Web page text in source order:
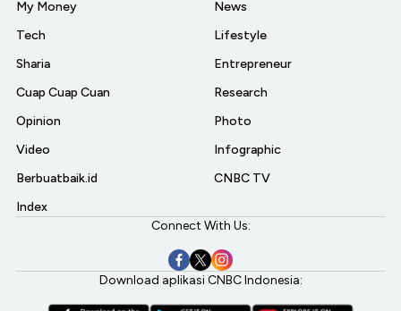
My Money
Tech
Sharia
Cuap Cuap Cuan
Opinion
Video
Berbuatbaik.id
Index
News
Lifestyle
Entrepreneur
Research
Photo
Infographic
CNBC TV
Connect With Us:
Download aplikasi CNBC Indonesia: